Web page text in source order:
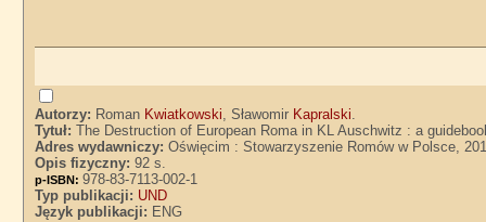
Autorzy: Roman Kwiatkowski, Sławomir Kapralski.
Tytuł:The Destruction of European Roma in KL Auschwitz : a
Adres wydawniczy:Oświęcim : Stowarzyszenie Romów w Polsce,
Opis fizyczny:92 s.
p-ISBN:978-83-7113-002-1
Typ publikacji: UND
Język publikacji: ENG